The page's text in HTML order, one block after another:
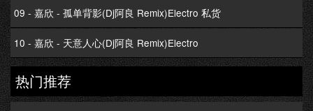
09 - 嘉欣 - 孤单背影(Dj阿良 Remix)Electro 私货
10 - 嘉欣 - 天意人心(Dj阿良 Remix)Electro
热门推荐